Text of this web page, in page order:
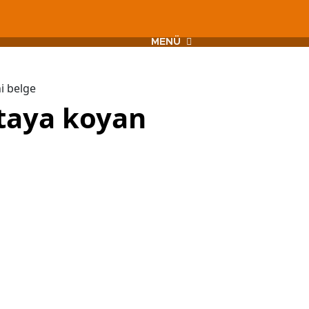
MENÜ
belge
koyan